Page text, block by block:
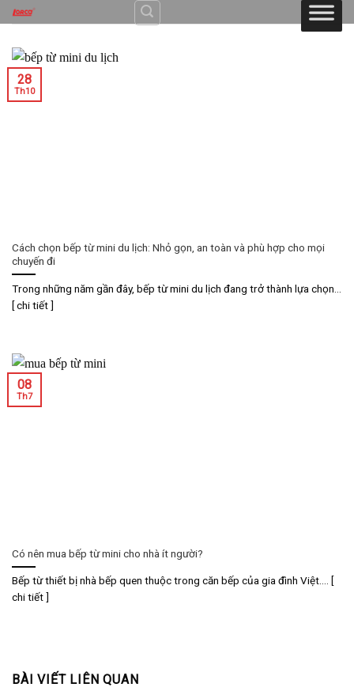
Skip
to
content
Cách chọn bếp từ mini du lịch: Nhỏ gọn, an toàn và phù hợp cho mọi
chuyến đi
Trong những năm gần đây, bếp từ mini du lịch đang trở thành lựa chọn...
[ chi tiết ]
28
Th10
Có nên mua bếp từ mini cho nhà ít người?
Bếp từ thiết bị nhà bếp quen thuộc trong căn bếp của gia đình Việt.... [
chi tiết ]
08
Th7
BÀI VIẾT LIÊN QUAN